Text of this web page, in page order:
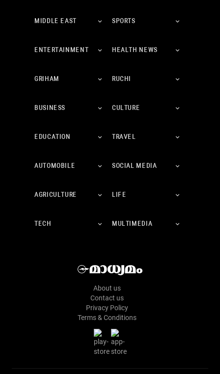
MIDDLE EAST SPORTS
ENTERTAINMENT HEALTH NEWS
GRIHAM RUCHI
BUSINESS CULTURE
EDUCATION TRAVEL
AUTOMOBILE SOCIAL MEDIA
AGRICULTURE LIFE
TECH MULTIMEDIA
About us
Contact us
Privacy Policy
Terms & Conditions